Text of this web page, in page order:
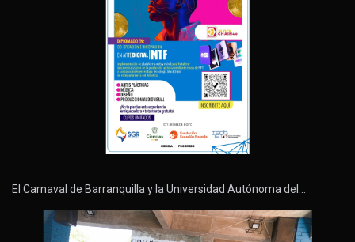
El Carnaval de Barranquilla y la Universidad Autónoma del…